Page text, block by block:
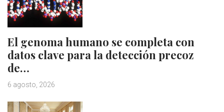
El genoma humano se completa con
datos clave para la detección precoz
de…
6 agosto, 2026